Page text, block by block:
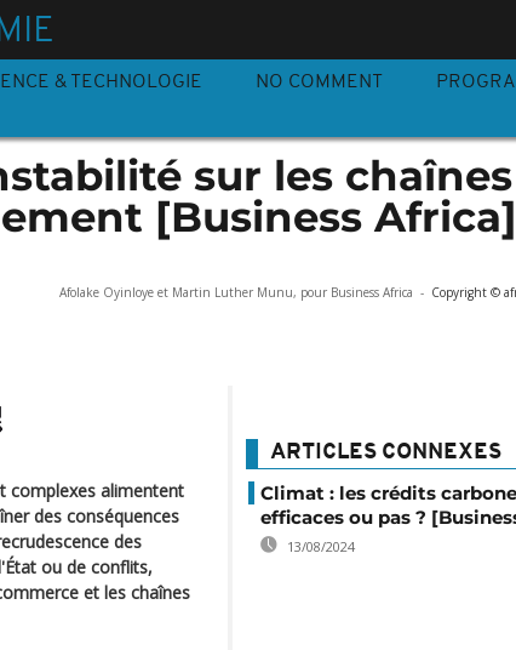
& TECHNOLOGIE NO COMMENT
sur les chaînes
[Business Africa]
Afolake Oyinloye et Martin Luther Munu, pour Business Africa - Copyright ©
complexes alimentent
des conséquences
des
ou de conflits,
et les chaînes
ARTICLES CONNEXES
Climat : les crédits
efficaces ou pas ?
13/08/2024